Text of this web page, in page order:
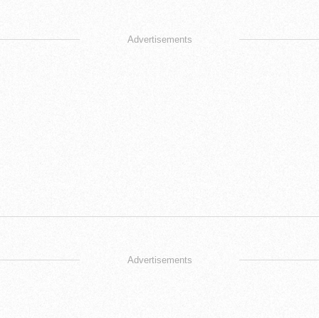
Advertisements
Advertisements